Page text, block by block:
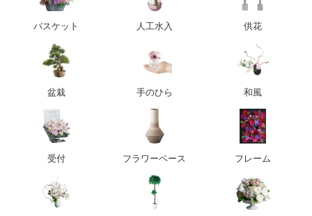
バスケット 人工水入 供花
盆栽 手のひら 和風
受付 フラワーベース フレーム